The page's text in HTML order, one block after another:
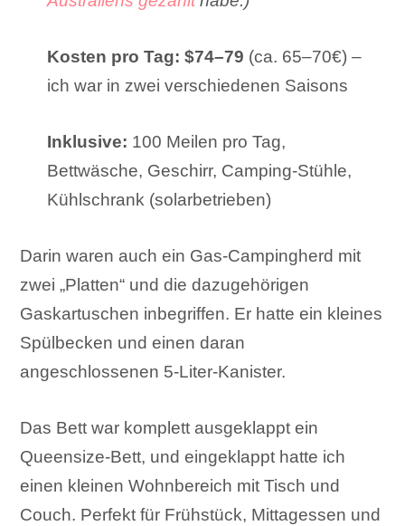
Kosten pro Tag: $74–79 (ca. 65–70€) –
ich war in zwei verschiedenen Saisons
Inklusive: 100 Meilen pro Tag,
Bettwäsche, Geschirr, Camping-Stühle,
Kühlschrank (solarbetrieben)
Darin waren auch ein Gas-Campingherd mit
zwei „Platten“ und die dazugehörigen
Gaskartuschen inbegriffen. Er hatte ein kleines
Spülbecken und einen daran
angeschlossenen 5-Liter-Kanister.
Das Bett war komplett ausgeklappt ein
Queensize-Bett, und eingeklappt hatte ich
einen kleinen Wohnbereich mit Tisch und
Couch. Perfekt für Frühstück, Mittagessen und